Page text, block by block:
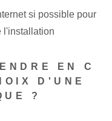
si possible pour
l'installation
EN C
D'UNE
?